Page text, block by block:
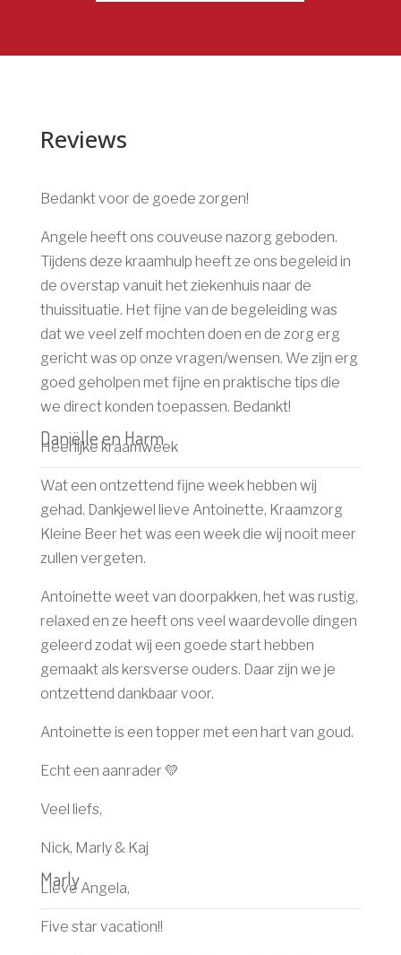
Reviews
Bedankt voor de goede zorgen!
Angele heeft ons couveuse nazorg geboden.
Tijdens deze kraamhulp heeft ze ons begeleid in
de overstap vanuit het ziekenhuis naar de
thuissituatie. Het fijne van de begeleiding was
dat we veel zelf mochten doen en de zorg erg
gericht was op onze vragen/wensen. We zijn erg
goed geholpen met fijne en praktische tips die
we direct konden toepassen. Bedankt!
Daniëlle en Harm
Heerlijke kraamweek
Wat een ontzettend fijne week hebben wij
gehad. Dankjewel lieve Antoinette, Kraamzorg
Kleine Beer het was een week die wij nooit meer
zullen vergeten.
Antoinette weet van doorpakken, het was rustig,
relaxed en ze heeft ons veel waardevolle dingen
geleerd zodat wij een goede start hebben
gemaakt als kersverse ouders. Daar zijn we je
ontzettend dankbaar voor.
Antoinette is een topper met een hart van goud.
Echt een aanrader 💛
Veel liefs,
Nick, Marly & Kaj
Marly
Lieve Angela,
Five star vacation!!